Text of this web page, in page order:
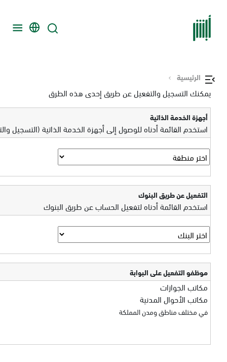
الرئيسية
يمكنك التسجيل والتفعيل عن طريق إحدى هذه الطرق
أجهزة الخدمة الذاتية
استخدم القائمة أدناه للوصول إلى أجهزة الخدمة الذاتية (التسجيل
التفعيل عن طريق البنوك
استخدم القائمة أدناه لتفعيل الحساب عن طريق البنوك
موظفو التفعيل على البوابة
مكاتب الجوازات
مكاتب الأحوال المدنية
في مختلف مناطق ومدن المملكة